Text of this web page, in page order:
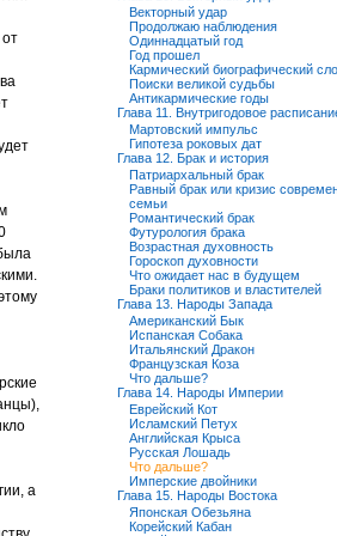
а
Векторный удар
Продолжаю наблюдения
Одиннадцатый год
Год прошел
Кармический биографический
Поиски великой судьбы
Антикармические годы
Глава 11. Внутригодовое
Мартовский импульс
Гипотеза роковых дат
Глава 12. Брак и история
Патриархальный брак
Равный брак или кризис
семьи
Романтический брак
Футурология брака
Возрастная духовность
Гороскоп духовности
Что ожидает нас в будущем
Браки политиков и властителей
Глава 13. Народы Запада
Американский Бык
Испанская Собака
Итальянский Дракон
Французская Коза
Что дальше?
Глава 14. Народы Империи
Еврейский Кот
Исламский Петух
Английская Крыса
Русская Лошадь
Что дальше?
Имперские двойники
Глава 15. Народы Востока
Японская Обезьяна
Корейский Кабан